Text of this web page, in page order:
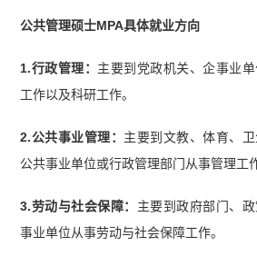
公共管理硕士MPA具体就业方向
1.行政管理： 主要到党政机关、企事业
工作以及科研工作。
2.公共事业管理： 主要到文教、体育、
公共事业单位或行政管理部门从事管理工
3.劳动与社会保障： 主要到政府部门、
事业单位从事劳动与社会保障工作。